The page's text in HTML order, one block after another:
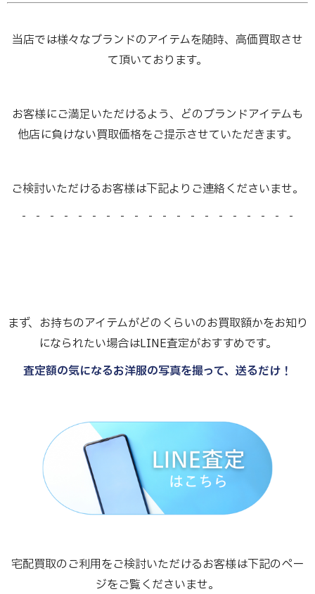
当店では様々なブランドのアイテムを随時、高価買取させ
て頂いております。
お客様にご満足いただけるよう、どのブランドアイテムも
他店に負けない買取価格をご提示させていただきます。
ご検討いただけるお客様は下記よりご連絡くださいませ。
- - - - - - - - - - - - - - - - - - - -
まず、お持ちのアイテムがどのくらいのお買取額かをお知り
になられたい場合はLINE査定がおすすめです。
査定額の気になるお洋服の写真を撮って、送るだけ！
宅配買取のご利用をご検討いただけるお客様は下記のペー
ジをご覧くださいませ。